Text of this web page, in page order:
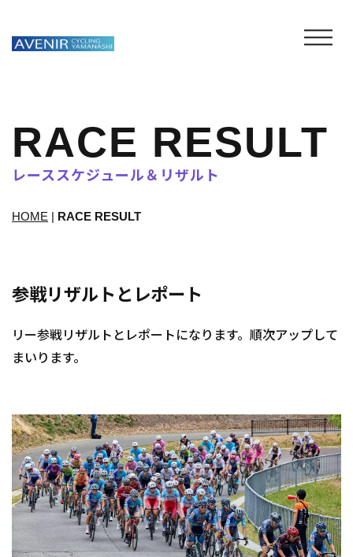
RACE RESULT
レーススケジュール＆リザルト
HOME | RACE RESULT
参戦リザルトとレポート
リー参戦リザルトとレポートになります。 順次アップして
まいります。